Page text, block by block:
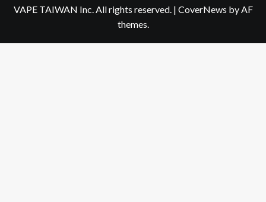
VAPE TAIWAN Inc. All rights reserved. | CoverNews by AF
themes.